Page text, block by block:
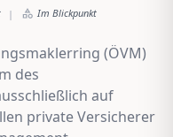
| Im Blickpunkt
(ÖVM)
des
auf
private Versicherer